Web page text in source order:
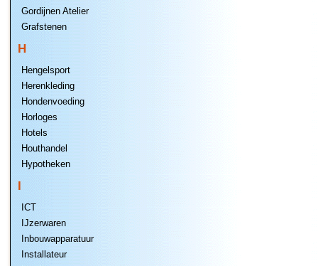
Gordijnen Atelier
Grafstenen
H
Hengelsport
Herenkleding
Hondenvoeding
Horloges
Hotels
Houthandel
Hypotheken
I
ICT
IJzerwaren
Inbouwapparatuur
Installateur